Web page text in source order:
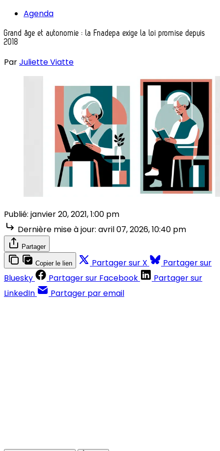
Agenda
Grand âge et autonomie : la Fnadepa exige la loi promise depuis
2018
ParJuliette Viatte
Publié: janvier 20, 2021, 1:00 pm
Dernière mise à jour: avril 07, 2026, 10:40 pm
Partager
Copier le lien Partager sur X
Partager sur
Bluesky
Partager sur Facebook
Partager sur
LinkedIn
Partager par email